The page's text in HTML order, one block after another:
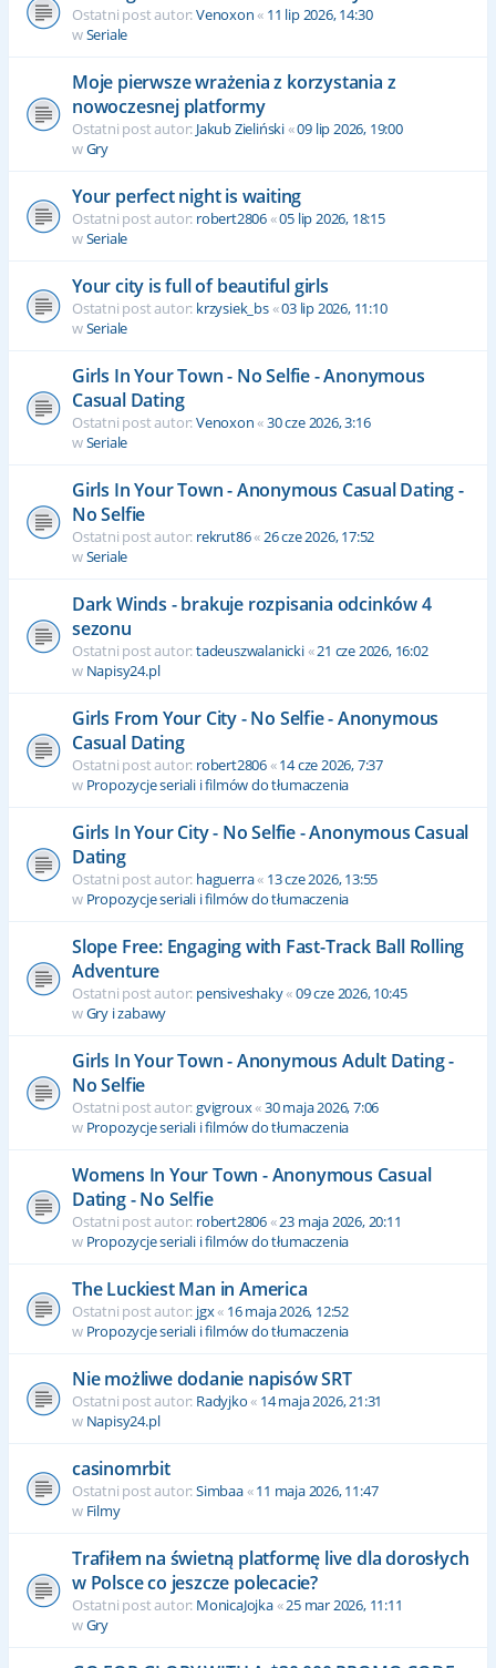
Ostatni post autor:Venoxon« 11 lip 2026, 14:30
wSeriale
Moje pierwsze wrażenia z korzystania z
nowoczesnej platformy
Ostatni post autor: Jakub Zieliński«09 lip 2026, 19:00
wGry
Your perfect night is waiting
Ostatni post autor: robert2806«05 lip 2026, 18:15
wSeriale
Your city is full of beautiful girls
Ostatni post autor: krzysiek_bs«03 lip 2026, 11:10
wSeriale
Girls In Your Town - No Selfie - Anonymous
Casual Dating
Ostatni post autor:Venoxon«30 cze 2026, 3:16
wSeriale
Girls In Your Town - Anonymous Casual Dating -
No Selfie
Ostatni post autor: rekrut86« 26 cze 2026, 17:52
wSeriale
Dark Winds - brakuje rozpisania odcinków 4
sezonu
Ostatni post autor:tadeuszwalanicki«21 cze 2026, 16:02
w Napisy24.pl
Girls From Your City - No Selfie - Anonymous
Casual Dating
Ostatni post autor: robert2806«14 cze 2026, 7:37
w Propozycje seriali i filmów do tłumaczenia
Girls In Your City - No Selfie - Anonymous Casual
Dating
Ostatni post autor: haguerra« 13 cze 2026, 13:55
w Propozycje seriali i filmów do tłumaczenia
Slope Free: Engaging with Fast-Track Ball Rolling
Adventure
Ostatni post autor: pensiveshaky«09 cze 2026, 10:45
wGry i zabawy
Girls In Your Town - Anonymous Adult Dating -
No Selfie
Ostatni post autor:gvigroux«30 maja 2026, 7:06
w Propozycje seriali i filmów do tłumaczenia
Womens In Your Town - Anonymous Casual
Dating - No Selfie
Ostatni post autor: robert2806«23 maja 2026, 20:11
w Propozycje seriali i filmów do tłumaczenia
The Luckiest Man in America
Ostatni post autor: jgx« 16 maja 2026, 12:52
w Propozycje seriali i filmów do tłumaczenia
Nie możliwe dodanie napisów SRT
Ostatni post autor: Radyjko« 14 maja 2026, 21:31
w Napisy24.pl
casinomrbit
Ostatni post autor:Simbaa«11 maja 2026, 11:47
w Filmy
Trafiłem na świetną platformę live dla dorosłych
w Polsce co jeszcze polecacie?
Ostatni post autor: MonicaJojka«25 mar 2026, 11:11
wGry